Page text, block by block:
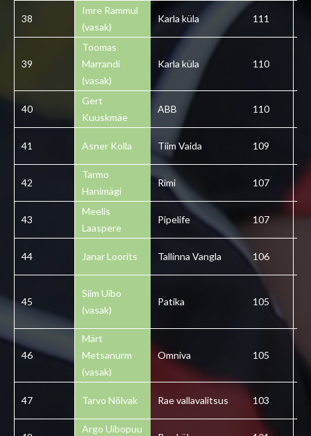
38
Imre Rammul
(vasak)
Karla küla 111
39
Toomas
Marrandi
(vasak)
Karla küla 110
40
Gert
Kuuskmäe
ABB 110
41 Asner Kolla Tiim Vaida 109
42
Tarmo
Hanimägi
Rimi 107
43
Meelis
Laaspere
Pipelife 107
44 Janar Loorits Tallinna Vangla 106
45
Siim Uibo
(vasak)
Patika 105
46
Märt
Metsanurm
(vasak)
Omniva 105
47 Tarvo Nõlvak Rae vallavalitsus 103
Argo Uibopuu